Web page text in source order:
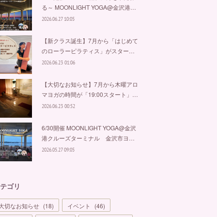
る～ MOONLIGHT YOGA@金沢港…
2026.06.27 10:05
【新クラス誕生】7月から「はじめて
のローラーピラティス」がスター…
2026.06.23 01:06
【大切なお知らせ】7月から木曜アロ
マヨガの時間が「19:00スタート」…
2026.06.23 00:52
6/30開催 MOONLIGHT YOGA@金沢
港クルーズターミナル 金沢市ヨ…
2026.05.27 09:05
ゴリ
切なお知らせ (18) イベント (46)